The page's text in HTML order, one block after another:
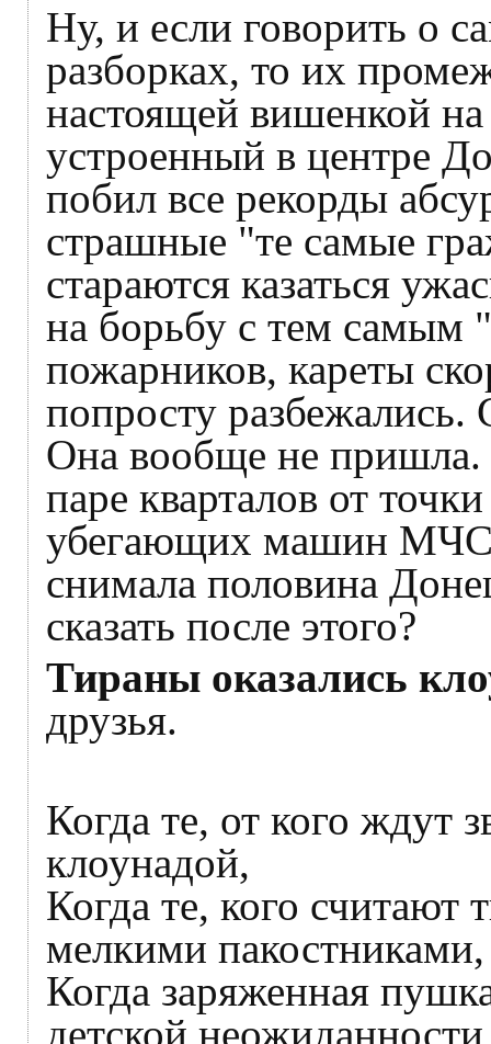
Ну, и если говорить о
разборках, то их
настоящей вишенкой
устроенный в центре
побил все рекорды
страшные "те самые
стараются казаться
на борьбу с тем самым
пожарников, кареты
попросту
Она вообще не пришла.
паре кварталов от
убегающих машин МЧС
снимала половина
сказать после этого?
Тираны оказались
друзья.
Когда те, от кого ждут
клоунадой,
Когда те, кого считают
мелкими пакостниками,
Когда заряженная
детской